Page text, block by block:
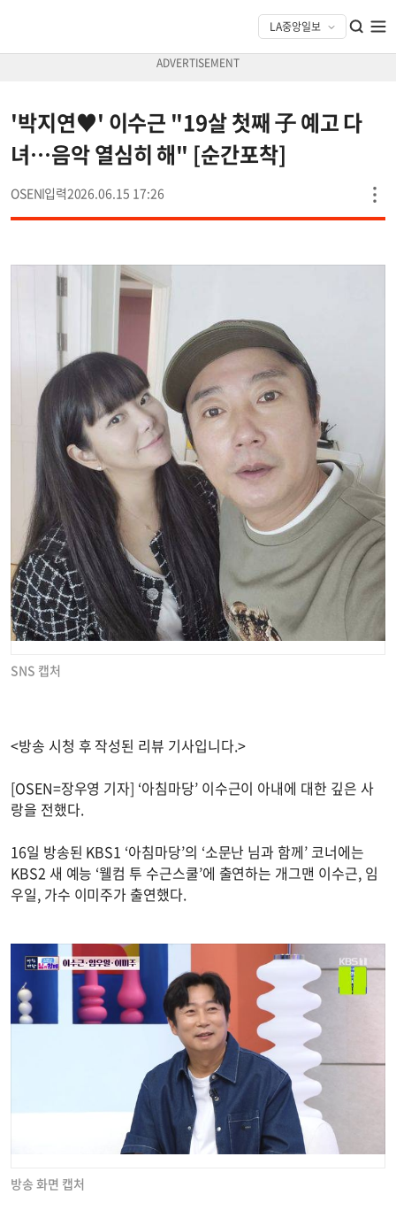
'박지연♥' 이수근 "19살 첫째 子 예고 다
녀…음악 열심히 해" [순간포착]
OSEN 2026.06.15 17:26
SNS 캡처
<방송 시청 후 작성된 리뷰 기사입니다.>
[OSEN=장우영 기자] ‘아침마당’ 이수근이 아내에 대한 깊은 사
랑을 전했다.
16일 방송된 KBS1 ‘아침마당’의 ‘소문난 님과 함께’ 코너에는
KBS2 새 예능 ‘웰컴 투 수근스쿨’에 출연하는 개그맨 이수근, 임
우일, 가수 이미주가 출연했다.
방송 화면 캡처